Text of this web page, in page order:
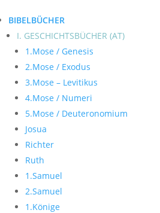
BIBELBÜCHER
I. GESCHICHTSBÜCHER (AT)
1.Mose / Genesis
2.Mose / Exodus
3.Mose – Levitikus
4.Mose / Numeri
5.Mose / Deuteronomium
Josua
Richter
Ruth
1.Samuel
2.Samuel
1.Könige